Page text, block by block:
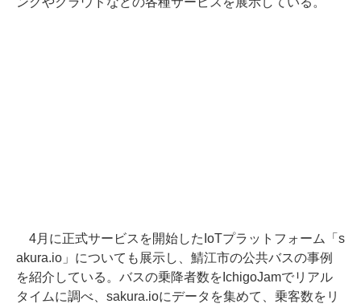
4月に正式サービスを開始したIoTプラットフォーム「s
akura.io」についても展示し、鯖江市の公共バスの事例
を紹介している。バスの乗降者数をIchigoJamでリアル
タイムに調べ、sakura.ioにデータを集めて、乗客数をリ